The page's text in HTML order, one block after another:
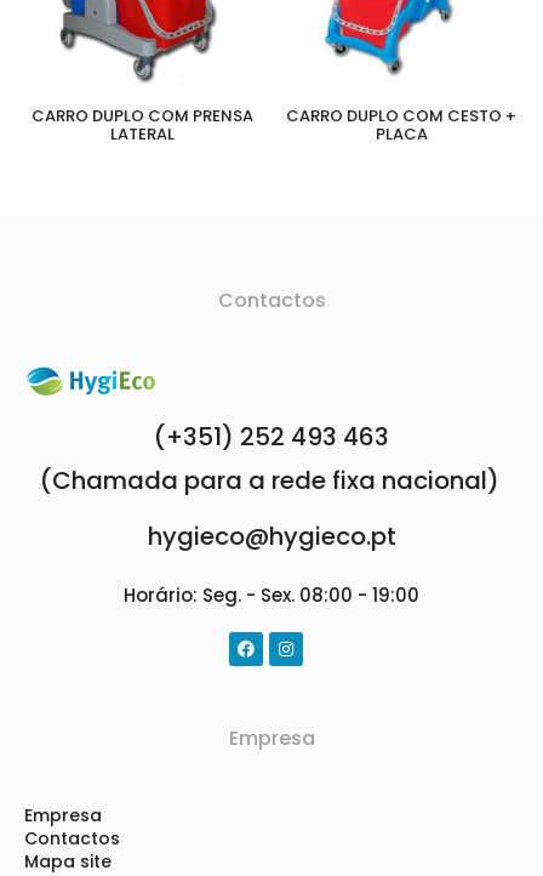
CARRO DUPLO COM PRENSA
LATERAL
CARRO DUPLO COM CESTO +
PLACA
Contactos
(+351) 252 493 463
(Chamada para a rede fixa nacional)
hygieco@hygieco.pt
Horário: Seg. - Sex. 08:00 - 19:00
Empresa
Empresa
Contactos
Mapa site